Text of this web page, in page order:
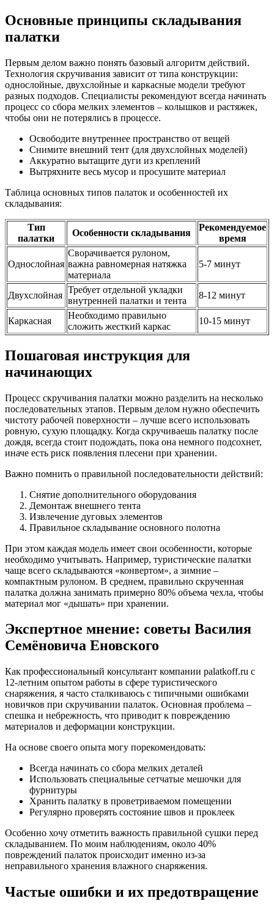
Основные принципы складывания
палатки
Первым делом важно понять базовый алгоритм действий.
Технология скручивания зависит от типа конструкции:
однослойные, двухслойные и каркасные модели требуют
разных подходов. Специалисты рекомендуют всегда начинать
процесс со сбора мелких элементов – колышков и растяжек,
чтобы они не потерялись в процессе.
Освободите внутреннее пространство от вещей
Снимите внешний тент (для двухслойных моделей)
Аккуратно вытащите дуги из креплений
Вытряхните весь мусор и просушите материал
Таблица основных типов палаток и особенностей их
складывания:
Тип
палатки
Особенности складывания
Рекомендуемое
время
Однослойная
Сворачивается рулоном,
важна равномерная натяжка
материала
5-7 минут
Двухслойная
Требует отдельной укладки
внутренней палатки и тента
8-12 минут
Каркасная
Необходимо правильно
сложить жесткий каркас
10-15 минут
Пошаговая инструкция для
начинающих
Процесс скручивания палатки можно разделить на несколько
последовательных этапов. Первым делом нужно обеспечить
чистоту рабочей поверхности – лучше всего использовать
ровную, сухую площадку. Когда скручиваешь палатку после
дождя, всегда стоит подождать, пока она немного подсохнет,
иначе есть риск появления плесени при хранении.
Важно помнить о правильной последовательности действий:
Снятие дополнительного оборудования
Демонтаж внешнего тента
Извлечение дуговых элементов
Правильное складывание основного полотна
При этом каждая модель имеет свои особенности, которые
необходимо учитывать. Например, туристические палатки
чаще всего складываются «конвертом», а зимние –
компактным рулоном. В среднем, правильно скрученная
палатка должна занимать примерно 80% объема чехла, чтобы
материал мог «дышать» при хранении.
Экспертное мнение: советы Василия
Семёновича Еновского
Как профессиональный консультант компании palatkoff.ru с
12-летним опытом работы в сфере туристического
снаряжения, я часто сталкиваюсь с типичными ошибками
новичков при скручивании палаток. Основная проблема –
спешка и небрежность, что приводит к повреждению
материалов и деформации конструкции.
На основе своего опыта могу порекомендовать:
Всегда начинать со сбора мелких деталей
Использовать специальные сетчатые мешочки для
фурнитуры
Хранить палатку в проветриваемом помещении
Регулярно проверять состояние швов и проклеек
Особенно хочу отметить важность правильной сушки перед
складыванием. По моим наблюдениям, около 40%
повреждений палаток происходит именно из-за
неправильного хранения влажного снаряжения.
Частые ошибки и их предотвращение